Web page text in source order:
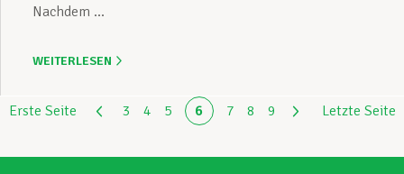
Nachdem ...
WEITERLESEN
Erste Seite 3 4 5 6 7 8 9 Letzte Seite